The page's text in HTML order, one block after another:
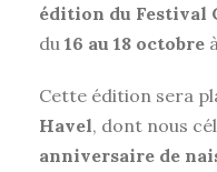
édition du Festival
du 16 au 18 octobre
Cette édition sera
Havel, dont nous
anniversaire de